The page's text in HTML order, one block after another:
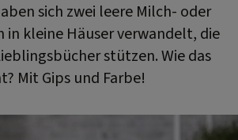
sich zwei leere Milch- oder
in kleine Häuser verwandelt, die
stützen. Wie das
Mit Gips und Farbe!